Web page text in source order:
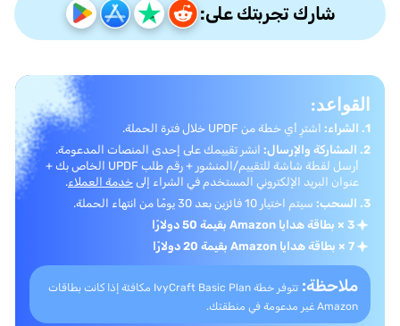
شارك تجربتك على:
القواعد:
1. الشراء:
اشترِ أي خطة من UPDF خلال فترة الحملة.
2. المشاركة والإرسال:
انشر تقييمك على إحدى المنصات المدعومة.
أرسل لقطة شاشة للتقييم/المنشور + رقم طلب UPDF الخاص بك +
عنوان البريد الإلكتروني المستخدم في الشراء إلى خدمة العملاء.
3. السحب:
سيتم اختيار 10 فائزين بعد 30 يومًا من انتهاء الحملة.
3 × بطاقة هدايا Amazon بقيمة 50 دولارًا
7 × بطاقة هدايا Amazon بقيمة 20 دولارًا
ملاحظة: تتوفر خطة IvyCraft Basic Plan مكافئة إذا كانت
بطاقات
Amazon غير مدعومة في منطقتك.